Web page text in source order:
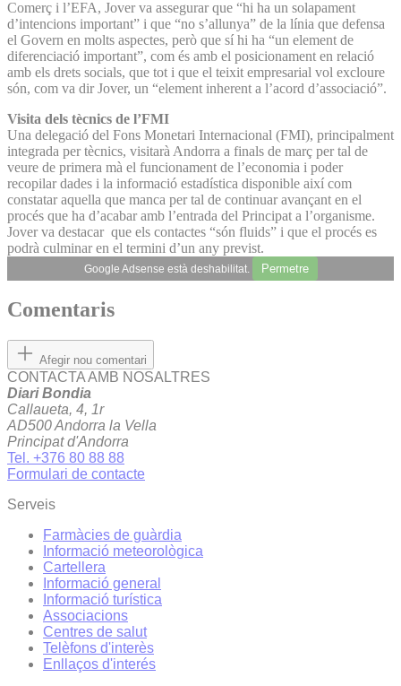
Comerç i l’EFA, Jover va assegurar que “hi ha un solapament
d’intencions important” i que “no s’allunya” de la línia que defensa
el Govern en molts aspectes, però que sí hi ha “un element de
diferenciació important”, com és amb el posicionament en relació
amb els drets socials, que tot i que el teixit empresarial vol excloure
són, com va dir Jover, un “element inherent a l’acord d’associació”.
Visita dels tècnics de l’FMI
Una delegació del Fons Monetari Internacional (FMI), principalment
integrada per tècnics, visitarà Andorra a finals de març per tal de
veure de primera mà el funcionament de l’economia i poder
recopilar dades i la informació estadística disponible així com
constatar aquella que manca per tal de continuar avançant en el
procés que ha d’acabar amb l’entrada del Principat a l’organisme.
Jover va destacar que els contactes “són fluids” i que el procés es
podrà culminar en el termini d’un any previst.
Google Adsense està deshabilitat. Permetre
Comentaris
Afegir nou comentari
CONTACTA AMB NOSALTRES
Diari Bondia
Callaueta, 4, 1r
AD500 Andorra la Vella
Principat d'Andorra
Tel. +376 80 88 88
Formulari de contacte
Serveis
Farmàcies de guàrdia
Informació meteorològica
Cartellera
Informació general
Informació turística
Associacions
Centres de salut
Telèfons d'interès
Enllaços d'interés